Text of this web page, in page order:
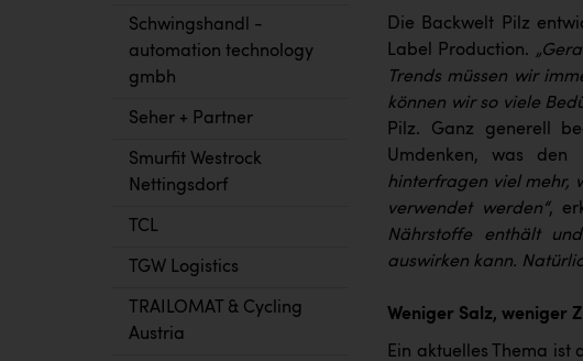
Schwingshandl -
automation technology
gmbh
Seher + Partner
Smurfit Westrock
Nettingsdorf
TCL
TGW Logistics
TRAILOMAT & Cycling
Austria
Die Backwelt Pilz
Label Production.
Trends müssen wir
können wir so viele
Pilz. Ganz generell
Umdenken, was den
hinterfragen viel mehr,
verwendet werden“,
Nährstoffe enthält
auswirken kann.
Weniger Salz, weniger
Ein aktuelles Thema